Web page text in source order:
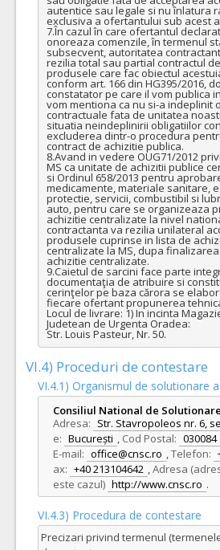
autentice sau legale si nu înlatura
exclusiva a ofertantului sub acest
7.În cazul în care ofertantul
onoreaza comenzile, în termenul
subsecvent, autoritatea
rezilia total sau partial contractul
produsele care fac obiectul
conform art. 166 din HG395/2016,
constatator pe care il vom publica
vom mentiona ca nu si-a indeplinit
contractuale fata de unitatea
situatia neindeplinirii obligatiilor
excluderea dintr-o procedura
contract de achizitie publica.
8.Avand in vedere OUG71/2012
MS ca unitate de achizitii publice
si Ordinul 658/2013 pentru
medicamente, materiale sanitare,
protectie, servicii, combustibil si
auto, pentru care se organizeaza
achizitie centralizate la nivel
contractanta va rezilia unilateral
produsele cuprinse in lista de
centralizate la MS, dupa
achizitie centralizate.
9.Caietul de sarcini face parte
documentaţia de atribuire si
cerinţelor pe baza cărora se
fiecare ofertant propunerea
Locul de livrare: 1) In incinta
Judetean de Urgenta Oradea:
Str. Louis Pasteur, Nr. 50.
VI.4) Proceduri de contestare
VI.4.1) Organismul de solutionare
Consiliul National de
Adresa: Str. Stavropoleos nr. 6,
e: București , Cod Postal: 030084
E-mail: office@cnsc.ro ,Telefon:
ax: +40 213104642 ,Adresa
este cazul) http://www.cnsc.ro .
VI.4.3) Procedura de contestare
Precizari privind termenul